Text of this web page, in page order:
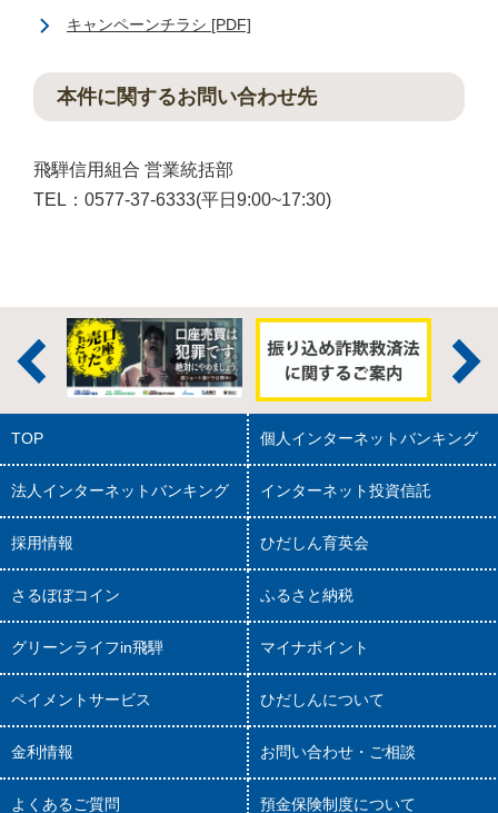
キャンペーンチラシ [PDF]
本件に関するお問い合わせ先
飛騨信用組合 営業統括部
TEL：0577-37-6333(平日9:00~17:30)
TOP 個人インターネットバンキング
法人インターネットバンキング インターネット投資信託
採用情報 ひだしん育英会
さるぼぼコイン ふるさと納税
グリーンライフin飛騨 マイナポイント
ペイメントサービス ひだしんについて
金利情報 お問い合わせ・ご相談
よくあるご質問 預金保険制度について